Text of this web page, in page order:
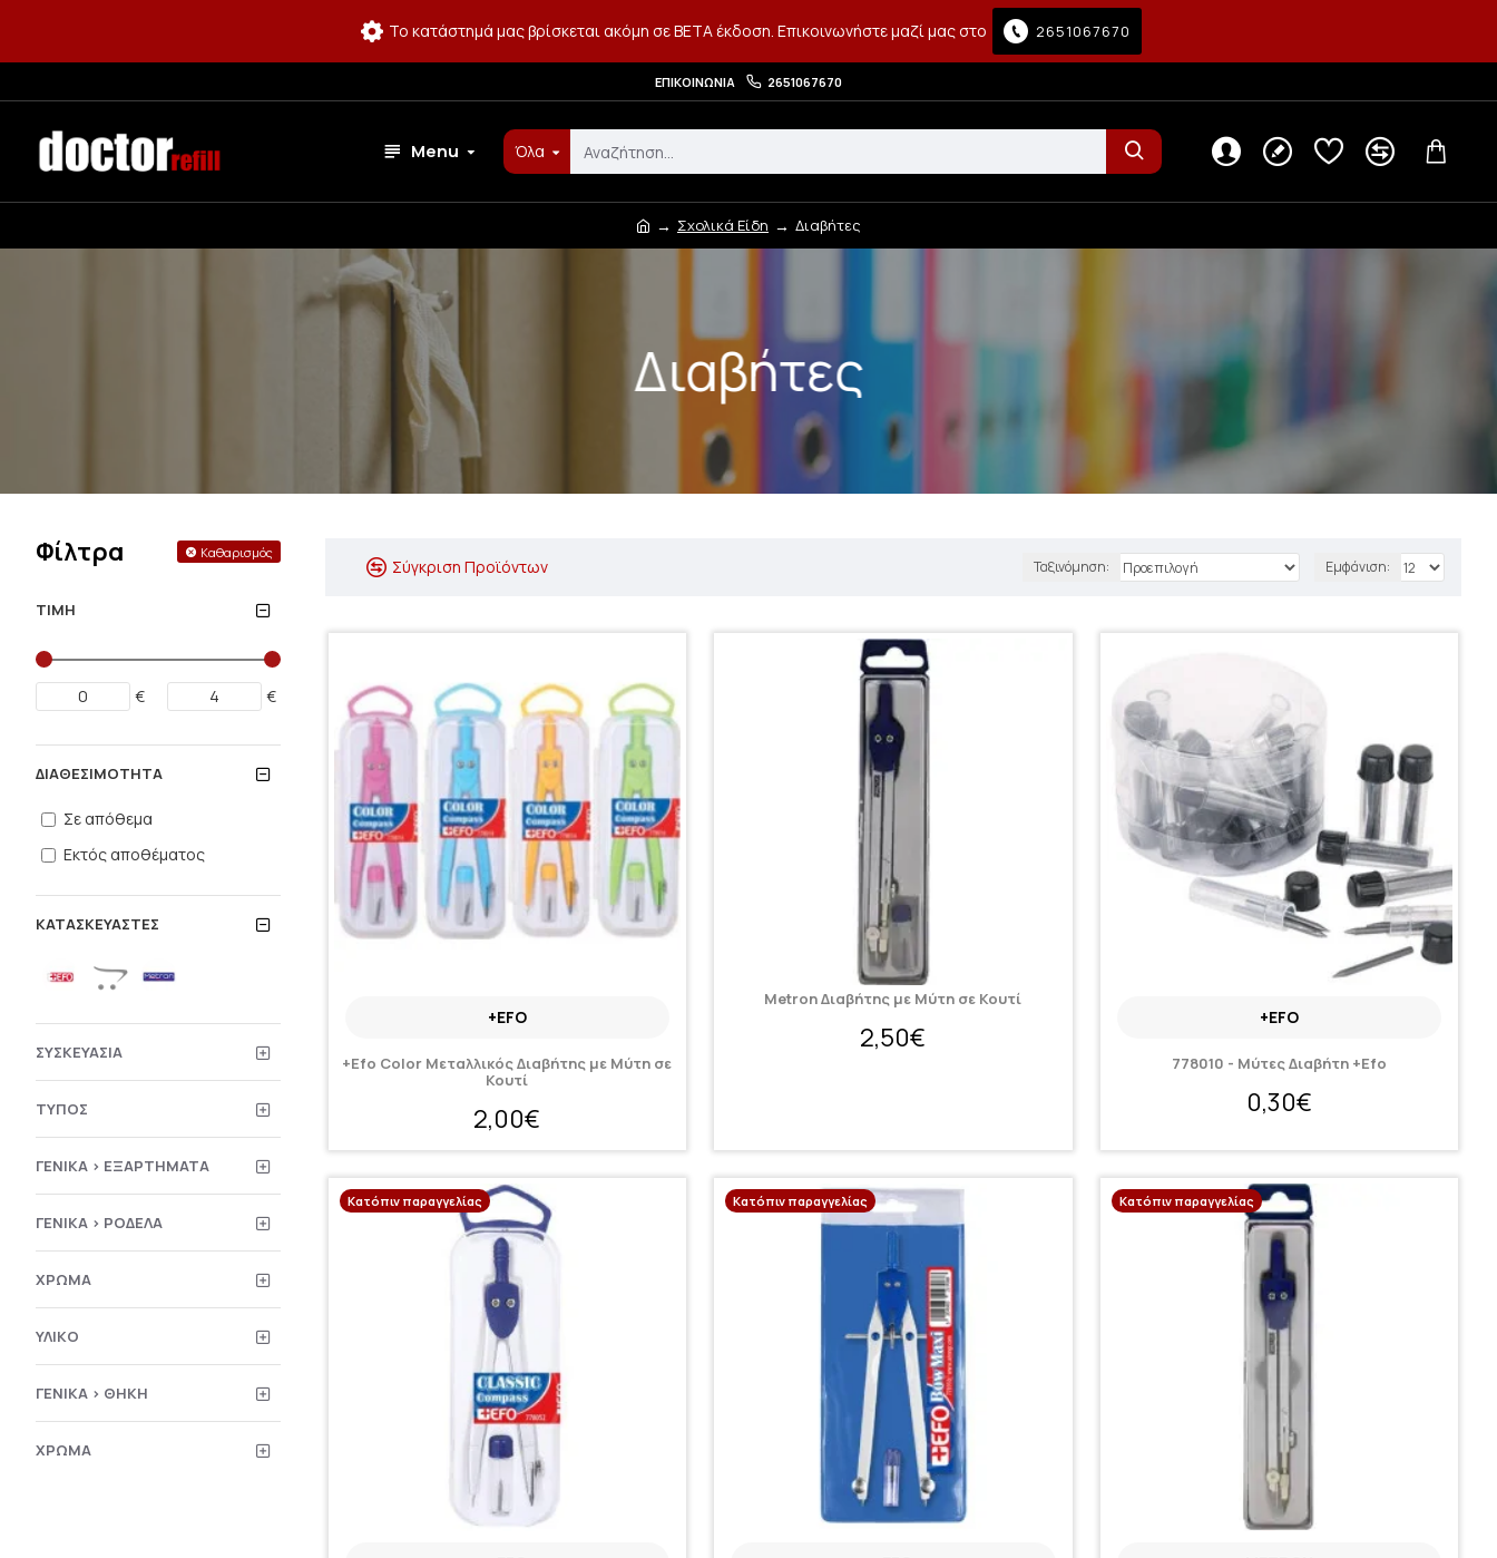
Το κατάστημά μας βρίσκεται ακόμη σε BETA έκδοση. Επικοινωνήστε μαζί μας στο 2651067670
ΕΠΙΚΟΙΝΩΝΊΑ 2651067670
Menu Όλα
Σχολικά Είδη Διαβήτες
Διαβήτες
Φίλτρα Καθαρισμός
ΤΙΜΉ
€ €
ΚΑΤΑΣΚΕΥΑΣΤΈΣ
ΣΥΣΚΕΥΑΣΊΑ
ΤΎΠΟΣ
ΓΕΝΙΚΆ > ΕΞΑΡΤΉΜΑΤΑ
ΓΕΝΙΚΆ > ΡΟΔΈΛΑ
ΧΡΏΜΑ
ΥΛΙΚΌ
ΓΕΝΙΚΆ > ΘΉΚΗ
ΧΡΏΜΑ
ΔΙΑΘΕΣΙΜΌΤΗΤΑ
Σε απόθεμα
Εκτός αποθέματος
Σύγκριση Προϊόντων Ταξινόμηση: Εμφάνιση:
+EFO
+Efo Color Μεταλλικός Διαβήτης με Μύτη σε
Κουτί
2,00€
Metron Διαβήτης με Μύτη σε Κουτί
2,50€
+EFO
778010 - Μύτες Διαβήτη +Efo
0,30€
Κατόπιν παραγγελίας Κατόπιν παραγγελίας Κατόπιν παραγγελίας